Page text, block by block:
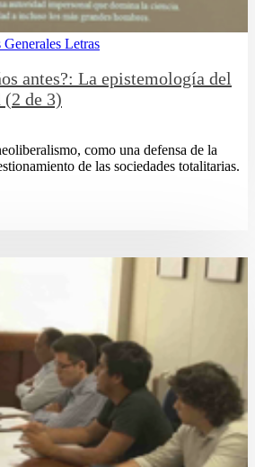
Generales Letras
antes?: La epistemología del
(2 de 3)
como una defensa de la
de las sociedades totalitarias.